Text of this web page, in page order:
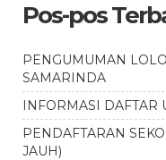
Pos-pos
PENGUMUMAN
SAMARINDA
INFORMASI DAFTAR
PENDAFTARAN
JAUH)